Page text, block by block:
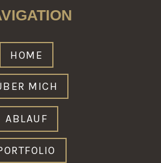
HOME
MICH
ABLAUF